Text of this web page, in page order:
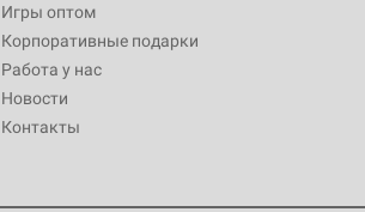
Игры оптом
Корпоративные подарки
Работа у нас
Новости
Контакты
Настольная игра Hobby World Берсерк.
3 490